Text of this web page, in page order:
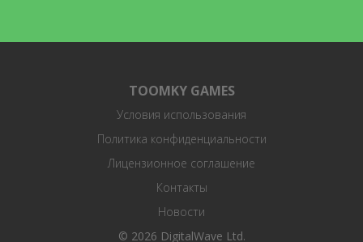
TOOMKY GAMES
Условия использования
Политика конфиденциальности
Лицензионное соглашение
Контакты
Новости
© 2026 DigitalWave Ltd.